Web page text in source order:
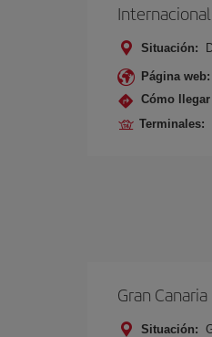
Situación:
Página web:
Cómo
Terminales:
Gran Canaria
Situación: